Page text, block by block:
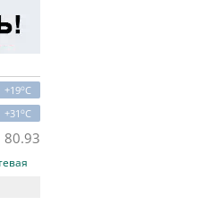
+19oC
+31oC
80.93